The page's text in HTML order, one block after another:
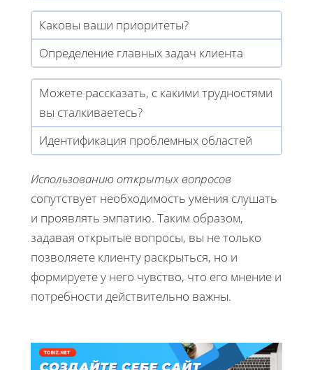
Каковы ваши приоритеты?
Определение главных задач клиента
Можете рассказать, с какими трудностями
вы сталкиваетесь?
Идентификация проблемных областей
Использованию открытых вопросов
сопутствует необходимость умения слушать
и проявлять эмпатию. Таким образом,
задавая открытые вопросы, вы не только
позволяете клиенту раскрыться, но и
формируете у него чувство, что его мнение и
потребности действительно важны.